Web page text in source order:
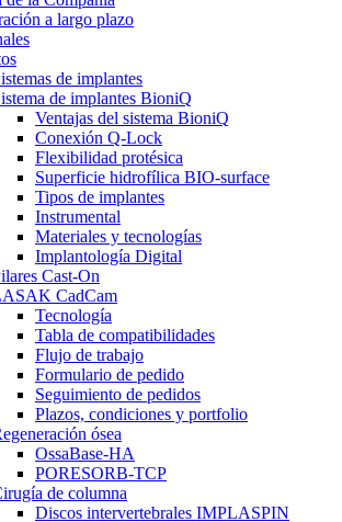
a largo plazo
de implantes
de implantes BioniQ
Ventajas del sistema BioniQ
Conexión Q-Lock
Flexibilidad protésica
Superficie hidrofílica BIO-surface
Tipos de implantes
Instrumental
Materiales y tecnologías
Implantología Digital
Cast-On
CadCam
Tecnología
Tabla de compatibilidades
Flujo de trabajo
Formulario de pedido
Seguimiento de pedidos
Plazos, condiciones y portfolio
ósea
OssaBase-HA
PORESORB-TCP
de columna
Discos intervertebrales IMPLASPIN